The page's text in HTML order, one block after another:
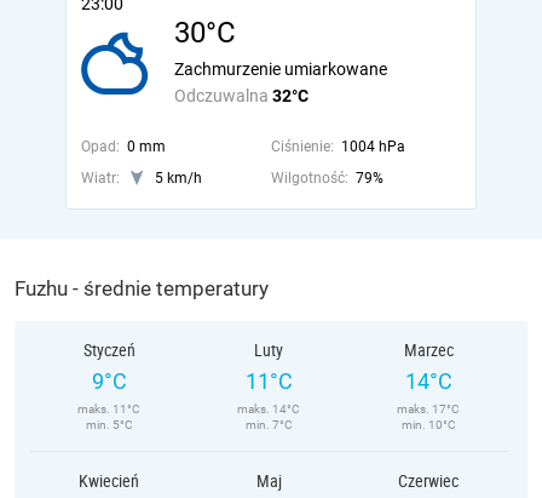
30°C
Odczuwalna 32°C
Zachmurzenie umiarkowane
Opad: 0 mm Ciśnienie: 1004 hPa
Wiatr:
5 km/h Wilgotność: 79%
Fuzhu - średnie temperatury
Styczeń
9°C
maks. 11°C
min. 5°C
Luty
11°C
maks. 14°C
min. 7°C
Marzec
14°C
maks. 17°C
min. 10°C
Kwiecień Maj Czerwiec